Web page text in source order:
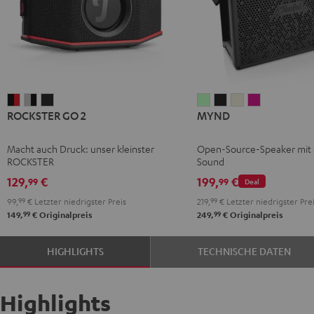
GO
Black
&
Red
GO
Gray
&
Black
GO
Night
Black
ROCKSTER GO 2
Macht auch Druck: unser kleinster
ROCKSTER
129,99 €
99, 99 € Letzter niedrigster Preis
149,99 € Originalpreis
LightWarm
MYND
Open-Source-Speaker
Sound
Deal
199,99€
219, 99€Letzter niedrigster
249,99€Originalpreis
HIGHLIGHTS TECHNISCHE DATEN
Highlights